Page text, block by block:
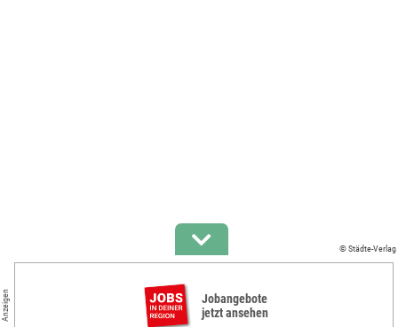
© Städte-Verlag
Anzeigen
Jobangebote
jetzt ansehen